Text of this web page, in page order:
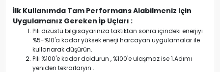
İlk Kullanımda Tam Performans Alabilmeniz için
Uygulamanız Gereken İp Uçları :
Pili dizüstü bilgisayarınıza taktıktan sonra içindeki enerjiyi
%5-%10'a kadar yüksek enerji harcayan uygulamalar ile
kullanarak düşürün.
Pili %100'e kadar doldurun , %100'e ulaşmaz ise 1.Adımı
yeniden tekrarlaryın .